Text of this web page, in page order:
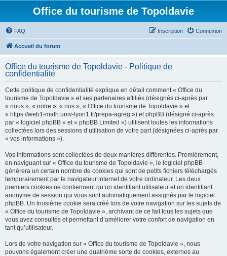
Office du tourisme de Topoldavie
FAQ Connexion
Inscription
Accueil du forum
Office du tourisme de Topoldavie - Politique de
confidentialité
Cette politique de confidentialité explique en détail comment « Office du
tourisme de Topoldavie » et ses partenaires affiliés (désignés ci-après par
« nous », « notre », « nos », « Office du tourisme de Topoldavie » et
« https://web1-math.univ-lyon1.fr/prepa-agreg ») et phpBB (désigné ci-après
par « logiciel phpBB » et « phpBB Limited ») utilisent toutes les informations
collectées lors des sessions d’utilisation de votre part (désignées ci-après par
« vos informations »).
Vos informations sont collectées de deux manières différentes. Premièrement,
en naviguant sur « Office du tourisme de Topoldavie », le logiciel phpBB
génèrera un certain nombre de cookies qui sont de petits fichiers téléchargés
temporairement par le navigateur internet de votre ordinateur. Les deux
premiers cookies ne contiennent qu’un identifiant utilisateur et un identifiant
anonyme de session qui vous sont automatiquement assignés par le logiciel
phpBB. Un troisième cookie sera créé lors de votre navigation sur les sujets de
« Office du tourisme de Topoldavie », archivant de ce fait tous les sujets que
vous avez consultés et permettant d’améliorer votre confort de navigation en
tant qu’utilisateur.
Lors de votre navigation sur « Office du tourisme de Topoldavie », nous
pouvons également créer une quatrième sorte de cookies, externes au